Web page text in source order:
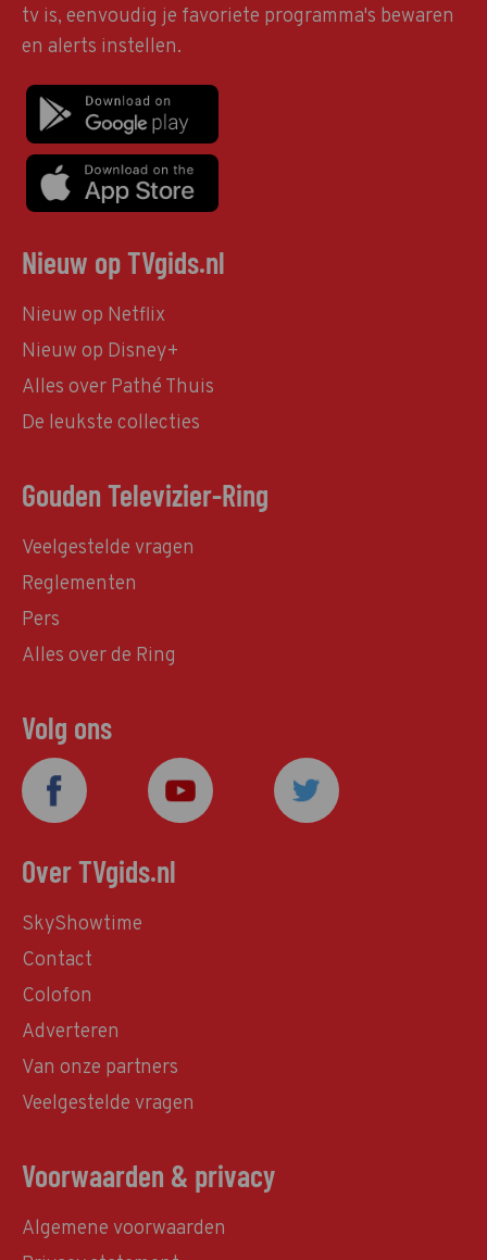
tv is, eenvoudig je favoriete programma's bewaren
en alerts instellen.
Nieuw op TVgids.nl
Nieuw op Netflix
Nieuw op Disney+
Alles over Pathé Thuis
De leukste collecties
Gouden Televizier-Ring
Veelgestelde vragen
Reglementen
Pers
Alles over de Ring
Volg ons
Over TVgids.nl
SkyShowtime
Contact
Colofon
Adverteren
Van onze partners
Veelgestelde vragen
Voorwaarden & privacy
Algemene voorwaarden